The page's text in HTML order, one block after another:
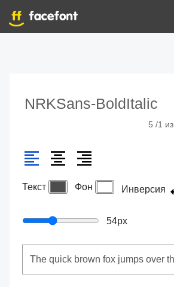
NRKSans-BoldItalic
5 /1 из
Текст Фон Инверсия
54px